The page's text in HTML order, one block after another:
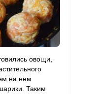
овощи,
на нем
Таким